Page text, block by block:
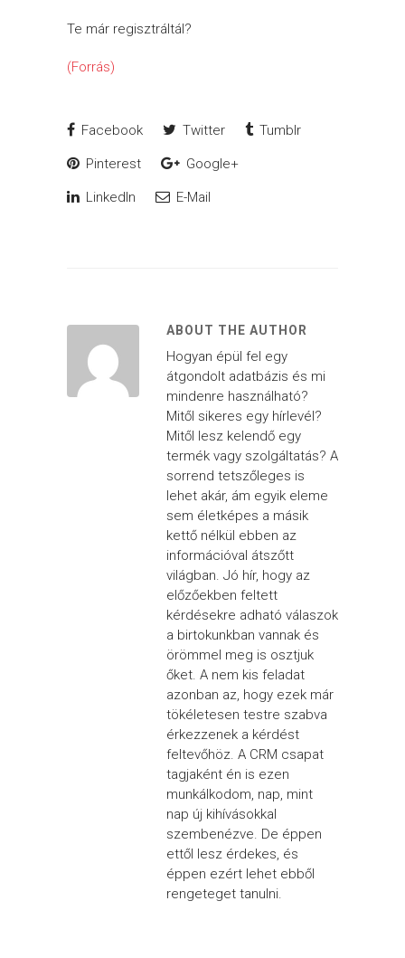
Te már regisztráltál?
(Forrás)
Facebook Twitter Tumblr
Pinterest Google+
LinkedIn E-Mail
ABOUT THE AUTHOR
Hogyan épül fel egy
átgondolt adatbázis és mi
mindenre használható?
Mitől sikeres egy hírlevél?
Mitől lesz kelendő egy
termék vagy szolgáltatás? A
sorrend tetszőleges is
lehet akár, ám egyik eleme
sem életképes a másik
kettő nélkül ebben az
információval átszőtt
világban. Jó hír, hogy az
előzőekben feltett
kérdésekre adható válaszok
a birtokunkban vannak és
örömmel meg is osztjuk
őket. A nem kis feladat
azonban az, hogy ezek már
tökéletesen testre szabva
érkezzenek a kérdést
feltevőhöz. A CRM csapat
tagjaként én is ezen
munkálkodom, nap, mint
nap új kihívásokkal
szembenézve. De éppen
ettől lesz érdekes, és
éppen ezért lehet ebből
rengeteget tanulni.